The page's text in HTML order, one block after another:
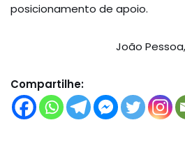
posicionamento de apoio.
João
Compartilhe: